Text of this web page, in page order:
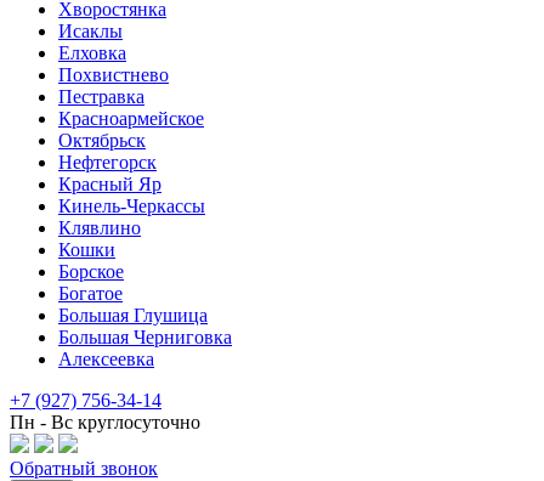
Хворостянка
Исаклы
Елховка
Похвистнево
Пестравка
Красноармейское
Октябрьск
Нефтегорск
Красный Яр
Кинель-Черкассы
Клявлино
Кошки
Борское
Богатое
Большая Глушица
Большая Черниговка
Алексеевка
+7 (927) 756-34-14
Пн - Вс круглосуточно
Обратный звонок